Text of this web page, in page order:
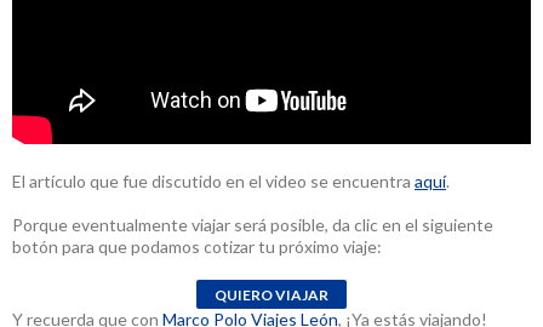
El artículo que fue discutido en el video se encuentra aquí.
Porque eventualmente viajar será posible, da clic en el siguiente
botón para que podamos cotizar tu próximo viaje:
Y recuerda que con Marco Polo Viajes León, ¡Ya estás viajando!